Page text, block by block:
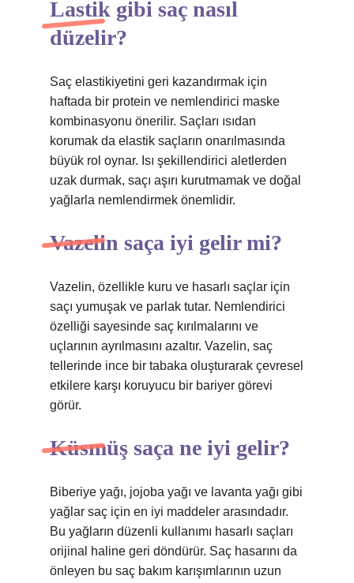
Lastik gibi saç nasıl
düzelir?
Saç elastikiyetini geri kazandırmak için
haftada bir protein ve nemlendirici maske
kombinasyonu önerilir. Saçları ısıdan
korumak da elastik saçların onarılmasında
büyük rol oynar. Isı şekillendirici aletlerden
uzak durmak, saçı aşırı kurutmamak ve doğal
yağlarla nemlendirmek önemlidir.
Vazelin saça iyi gelir mi?
Vazelin, özellikle kuru ve hasarlı saçlar için
saçı yumuşak ve parlak tutar. Nemlendirici
özelliği sayesinde saç kırılmalarını ve
uçlarının ayrılmasını azaltır. Vazelin, saç
tellerinde ince bir tabaka oluşturarak çevresel
etkilere karşı koruyucu bir bariyer görevi
görür.
Küsmüş saça ne iyi gelir?
Biberiye yağı, jojoba yağı ve lavanta yağı gibi
yağlar saç için en iyi maddeler arasındadır.
Bu yağların düzenli kullanımı hasarlı saçları
orijinal haline geri döndürür. Saç hasarını da
önleyen bu saç bakım karışımlarının uzun